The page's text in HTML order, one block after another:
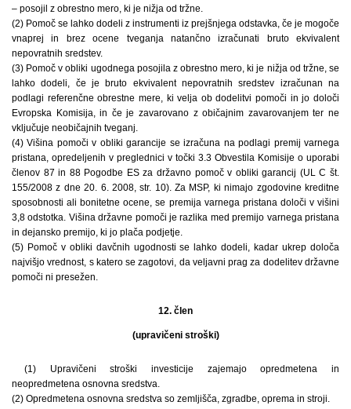
– posojil z obrestno mero, ki je nižja od tržne.
(2) Pomoč se lahko dodeli z instrumenti iz prejšnjega odstavka, če je mogoče
vnaprej in brez ocene tveganja natančno izračunati bruto ekvivalent
nepovratnih sredstev.
(3) Pomoč v obliki ugodnega posojila z obrestno mero, ki je nižja od tržne, se
lahko dodeli, če je bruto ekvivalent nepovratnih sredstev izračunan na
podlagi referenčne obrestne mere, ki velja ob dodelitvi pomoči in jo določi
Evropska Komisija, in če je zavarovano z običajnim zavarovanjem ter ne
vključuje neobičajnih tveganj.
(4) Višina pomoči v obliki garancije se izračuna na podlagi premij varnega
pristana, opredeljenih v preglednici v točki 3.3 Obvestila Komisije o uporabi
členov 87 in 88 Pogodbe ES za državno pomoč v obliki garancij (UL C št.
155/2008 z dne 20. 6. 2008, str. 10). Za MSP, ki nimajo zgodovine kreditne
sposobnosti ali bonitetne ocene, se premija varnega pristana določi v višini
3,8 odstotka. Višina državne pomoči je razlika med premijo varnega pristana
in dejansko premijo, ki jo plača podjetje.
(5) Pomoč v obliki davčnih ugodnosti se lahko dodeli, kadar ukrep določa
najvišjo vrednost, s katero se zagotovi, da veljavni prag za dodelitev državne
pomoči ni presežen.
12. člen
(upravičeni stroški)
(1) Upravičeni stroški investicije zajemajo opredmetena in
neopredmetena osnovna sredstva.
(2) Opredmetena osnovna sredstva so zemljišča, zgradbe, oprema in stroji.